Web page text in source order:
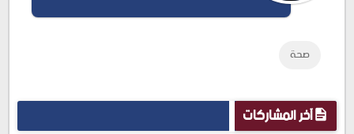
صحة
آخر المشاركات